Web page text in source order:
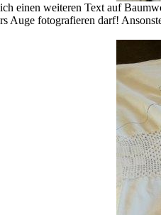
einen weiteren Text auf
Auge fotografieren darf!